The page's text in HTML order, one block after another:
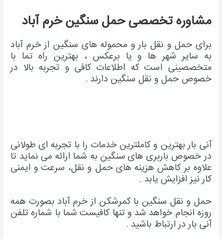
مشاوره تخصصی حمل سنگین خرم آباد
برای حمل و نقل بار و محموله های سنگین از خرم آباد
به سایر شهر ها و یا برعکس ، بهترین راه تما با
متخصصینی است که اطلاعات کافی و تجربه بالا در
خصوص حمل و نقل سنگین دارند .
آنی بار بهترین و کاملترین خدمات را با تجربه ای طولانی
در خصوص باربری های سنگین به شما ارائه می نماید تا
علاوه بر کاهش هزینه های حمل و نقل، سرعت و ایمنی
کار نیز افزایش یابد .
حمل و نقل سنگین با کمرشکن از خرم آباد بصورت همه
روزه انجام خواهد شد و تنها کافیست شما با شماره تلفن
آنی بار در ارتباط باشید .